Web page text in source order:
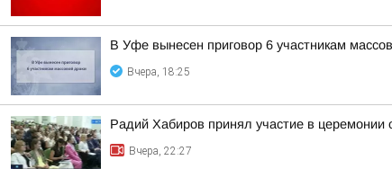
В Уфе вынесен приговор 6 участникам
Вчера, 18:25
Радий Хабиров принял участие в
Вчера, 22:27